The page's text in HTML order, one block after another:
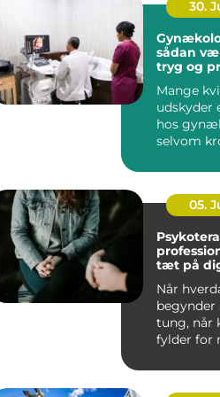
30.
sådan
tryg og
Mange
udskyder
hos
selvom
noget er...
05.
tæt på
Når
begynder
tung, når
fylder for
spænd...